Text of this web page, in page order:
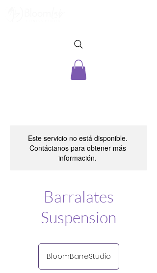
Este servicio no está disponible.
Contáctanos para obtener más
información.
Barralates
Suspension
BloomBarreStudio